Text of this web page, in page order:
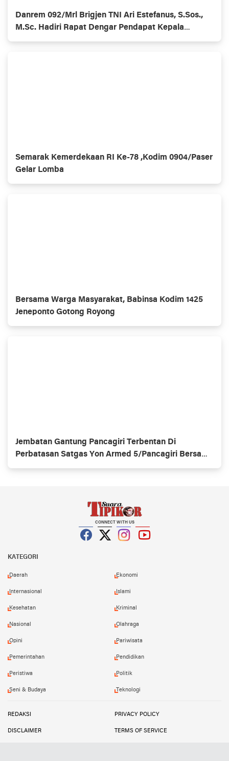
Danrem 092/Mrl Brigjen TNI Ari Estefanus, S.Sos.,
M.Sc. Hadiri Rapat Dengar Pendapat Kepala
Daerah Se-Provinsi Kalimantan Utara
Semarak Kemerdekaan RI Ke-78 ,Kodim 0904/Paser
Gelar Lomba
Bersama Warga Masyarakat, Babinsa Kodim 1425
Jeneponto Gotong Royong
Jembatan Gantung Pancagiri Terbentan Di
Perbatasan Satgas Yon Armed 5/Pancagiri Bersama
Vertikal Rescue Dan PT MA/BDRMS
CONNECT WITH US
KATEGORI
Daerah Ekonomi
Internasional Islami
Kesehatan Kriminal
Nasional Olahraga
Opini Pariwisata
Pemerintahan Pendidikan
Peristiwa Politik
Seni & Budaya Teknologi
REDAKSI PRIVACY POLICY
DISCLAIMER TERMS OF SERVICE